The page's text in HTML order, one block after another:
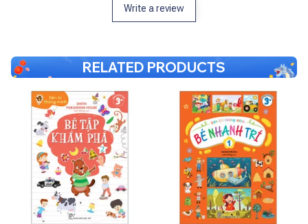
Write a review
RELATED PRODUCTS